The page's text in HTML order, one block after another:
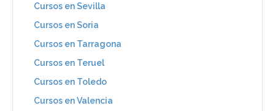
Cursos en Sevilla
Cursos en Soria
Cursos en Tarragona
Cursos en Teruel
Cursos en Toledo
Cursos en Valencia